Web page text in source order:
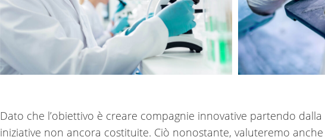
Dato che l’obiettivo è creare compagnie innovative partendo
iniziative non ancora costituite. Ciò nonostante, valuteremo